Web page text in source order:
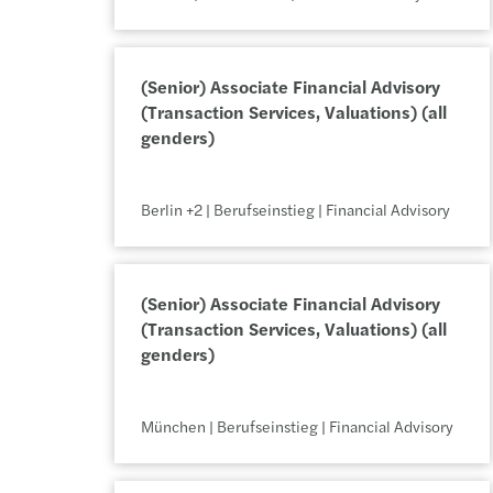
(Senior) Associate Financial Advisory
(Transaction Services, Valuations) (all
genders)
Berlin +2 | Berufseinstieg | Financial Advisory
(Senior) Associate Financial Advisory
(Transaction Services, Valuations) (all
genders)
München | Berufseinstieg | Financial Advisory